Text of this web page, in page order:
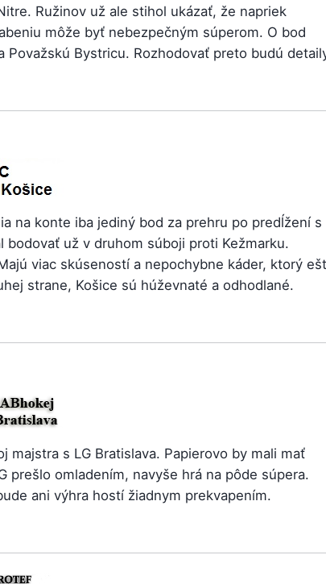
Ružinov už ale stihol ukázať, že napriek
môže byť nebezpečným súperom. O bod
Považskú Bystricu. Rozhodovať preto budú
na konte iba jediný bod za prehru po predĺžení s
bodovať už v druhom súboji proti Kežmarku.
viac skúseností a nepochybne káder, ktorý
strane, Košice sú húževnaté a odhodlané.
majstra s LG Bratislava. Papierovo by mali mať
prešlo omladením, navyše hrá na pôde súpera.
ani výhra hostí žiadnym prekvapením.